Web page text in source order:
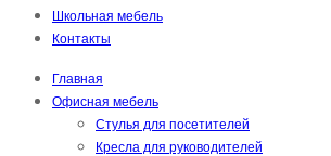
Школьная мебель
Контакты
Главная
Офисная мебель
Стулья для посетителей
Кресла для руководителей